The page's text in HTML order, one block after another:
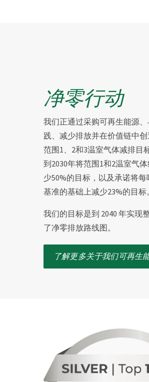
净零行动
我们正通过采购可再生能源
践、减少排放并在价值链中
范围1、2和3温室气体减排目
到2030年将范围1和2温室气
少50%的目标，以及承诺将
基准的基础上减少23%的目标。
我们的目标是到 2040 年实现
了净零排放路线图。
了解更多关于我们可再生